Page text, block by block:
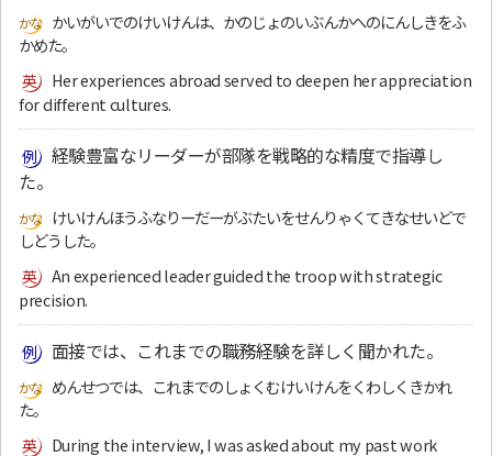
かいがいでのけいけんは、かのじょのいぶんかへのにんしきをふ
かめた。
Her experiences abroad served to deepen her appreciation
for different cultures.
経験豊富なリーダーが部隊を戦略的な精度で指導し
た。
けいけんほうふなりーだーがぶたいをせんりゃくてきなせいどで
しどうした。
An experienced leader guided the troop with strategic
precision.
面接では、これまでの職務経験を詳しく聞かれた。
めんせつでは、これまでのしょくむけいけんをくわしくきかれ
た。
During the interview, I was asked about my past work